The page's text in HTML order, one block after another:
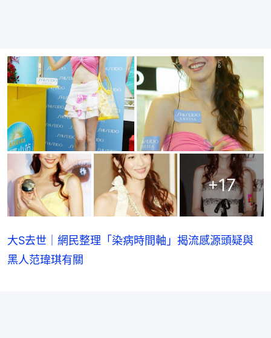
+17
大S去世｜網民整理「染病時間軸」揭流感源頭疑與
黑人范瑋琪有關